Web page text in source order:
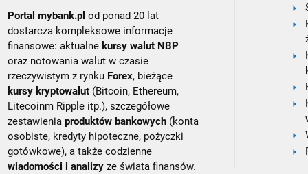
Portal mybank.pl od ponad 20 lat
dostarcza kompleksowe informacje
finansowe: aktualne kursy walut NBP
oraz notowania walut w czasie
rzeczywistym z rynku Forex, bieżące
kursy kryptowalut (Bitcoin, Ethereum,
Litecoinm Ripple itp.), szczegółowe
zestawieniaproduktów bankowych (konta
osobiste, kredyty hipoteczne, pożyczki
gotówkowe), a także codzienne
wiadomości i analizy ze świata finansów.